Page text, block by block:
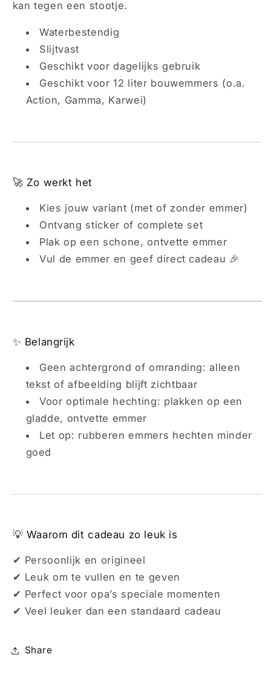
kan tegen een stootje.
Waterbestendig
Slijtvast
Geschikt voor dagelijks gebruik
Geschikt voor 12 liter bouwemmers (o.a.
Action, Gamma, Karwei)
🚀 Zo werkt het
Kies jouw variant (met of zonder emmer)
Ontvang sticker of complete set
Plak op een schone, ontvette emmer
Vul de emmer en geef direct cadeau 🎉
✨ Belangrijk
Geen achtergrond of omranding: alleen
tekst of afbeelding blijft zichtbaar
Voor optimale hechting: plakken op een
gladde, ontvette emmer
Let op: rubberen emmers hechten minder
goed
💡 Waarom dit cadeau zo leuk is
✔ Persoonlijk en origineel
✔ Leuk om te vullen en te geven
✔ Perfect voor opa’s speciale momenten
✔ Veel leuker dan een standaard cadeau
Share